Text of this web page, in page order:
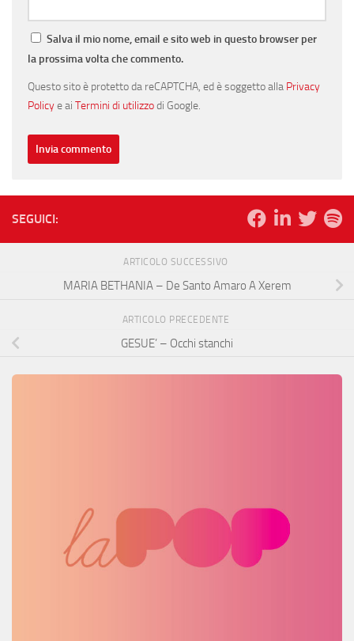
Salva il mio nome, email e sito web in questo browser per
la prossima volta che commento.
Questo sito è protetto da reCAPTCHA, ed è soggetto alla Privacy
Policye ai Termini di utilizzodi Google.
SEGUICI:
ARTICOLO SUCCESSIVO
MARIA BETHANIA – De Santo Amaro A Xerem
ARTICOLO PRECEDENTE
GESUE’ – Occhi stanchi